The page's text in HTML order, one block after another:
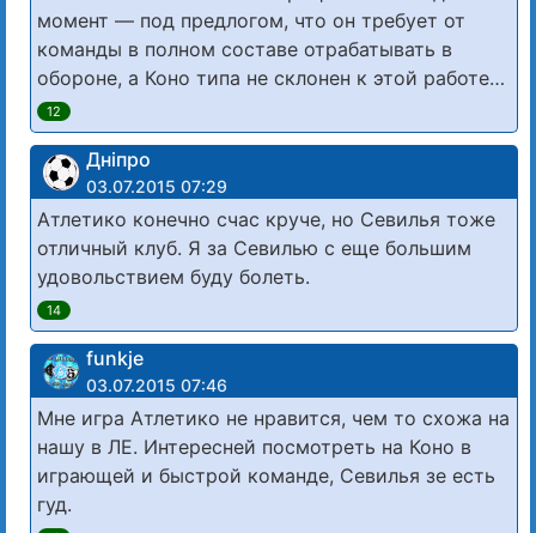
момент — под предлогом, что он требует от
команды в полном составе отрабатывать в
обороне, а Коно типа не склонен к этой работе…
12
Дніпро
03.07.2015 07:29
Атлетико конечно счас круче, но Севилья тоже
отличный клуб. Я за Севилью с еще большим
удовольствием буду болеть.
14
funkje
03.07.2015 07:46
Мне игра Атлетико не нравится, чем то схожа на
нашу в ЛЕ. Интересней посмотреть на Коно в
играющей и быстрой команде, Севилья зе есть
гуд.